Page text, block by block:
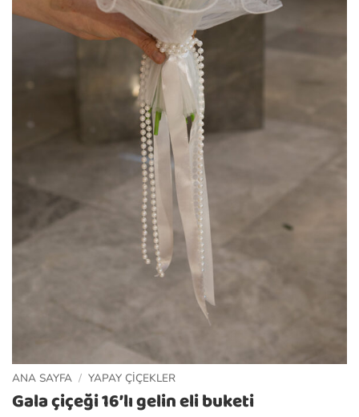
ANA SAYFA / YAPAY ÇIÇEKLER
Gala çiçeği 16’lı gelin eli buketi